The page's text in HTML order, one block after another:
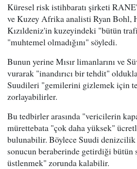
Küresel risk istihbaratı şirketi
ve Kuzey Afrika analisti Ryan Bohl,
Kızıldeniz'in kuzeyindeki "bütün
"muhtemel olmadığını" söyledi.
Bunun yerine Mısır limanlarını ve
vurarak "inandırıcı bir tehdit"
Suudileri "gemilerini gizlemek için
zorlayabilirler.
Bu tedbirler arasında "vericilerin
mürettebata "çok daha yüksek"
bulunabilir. Böylece Suudi
sonucun beraberinde getirdiği bütün
üstlenmek" zorunda kalabilir.